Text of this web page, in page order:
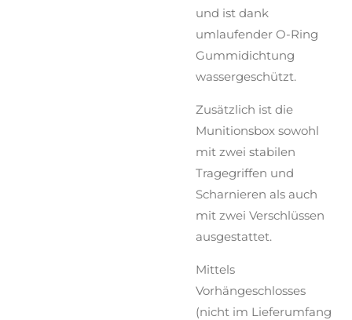
und ist dank
umlaufender O-Ring
Gummidichtung
wassergeschützt.
Zusätzlich ist die
Munitionsbox sowohl
mit zwei stabilen
Tragegriffen und
Scharnieren als auch
mit zwei Verschlüssen
ausgestattet.
Mittels
Vorhängeschlosses
(nicht im Lieferumfang